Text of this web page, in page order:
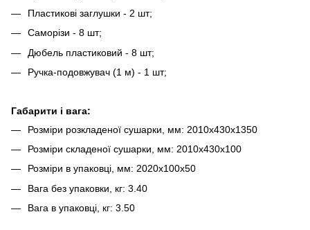
Пластикові заглушки - 2 шт;
Саморізи - 8 шт;
Дюбель пластиковий - 8 шт;
Ручка-подовжувач (1 м) - 1 шт;
Габарити і вага:
Розміри розкладеної сушарки, мм: 2010х430х1350
Розміри складеної сушарки, мм: 2010x430x100
Розміри в упаковці, мм: 2020x100x50
Вага без упаковки, кг: 3.40
Вага в упаковці, кг: 3.50